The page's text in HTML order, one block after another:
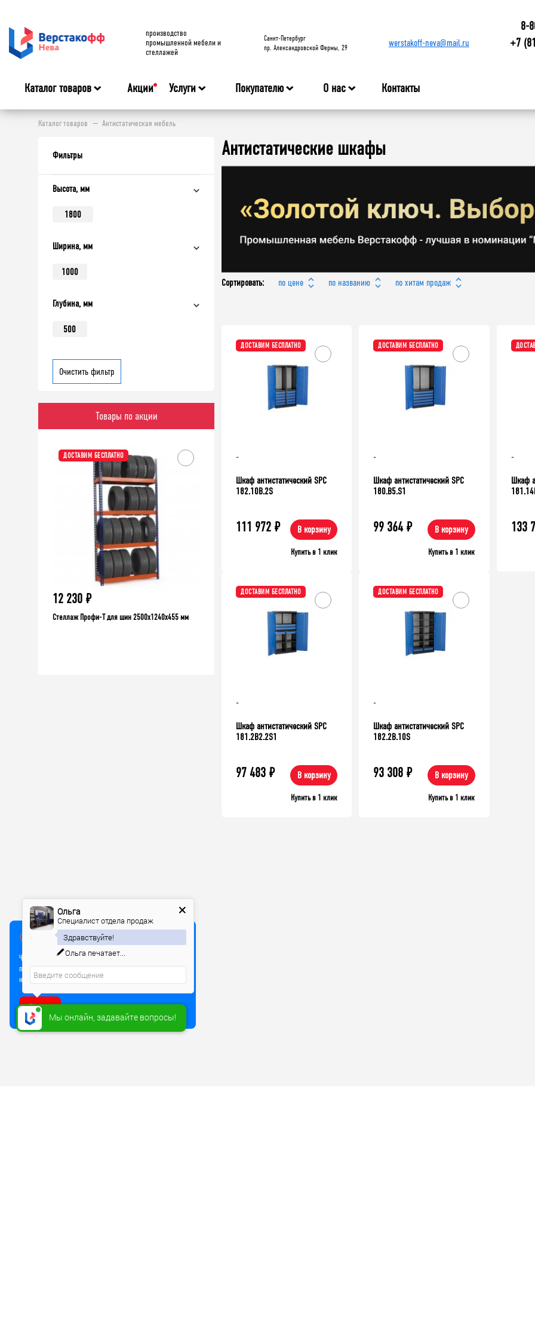
производство
промышленной мебели и
стеллажей
Cанкт-Петербург
пр. Александровской Фермы, 29
werstakoff-neva@mail.ru
8-
+7
Каталог товаров Акции Услуги Покупателю О нас Контакты
Каталог товаров Антистатическая мебель
Фильтры
Высота, мм
1800
Ширина, мм
1000
Глубина, мм
500
Очистить фильтр
Товары по акции
ДОСТАВИМ БЕСПЛАТНО
12 230 ₽
Стеллаж Профи-Т для шин 2500x1240x455 мм
9 406 ₽
Стеллаж металлический ТСУ Универсал,
2000x1060x300 мм. Полки: метал. 4 шт.
39 335 ₽
Верстак TNC 121.17.1-1
Антистатические шкафы
Сортировать: по цене по названию по хитам продаж
ДОСТАВИМ БЕСПЛАТНО
-
Шкаф антистатический SPC
182.10B.2S
111 972 ₽ В корзину
Купить в 1 клик
ДОСТАВИМ БЕСПЛАТНО
-
Шкаф антистатический SPC
180.B5.S1
99 364 ₽ В корзину
Купить в 1 клик
-
Шкаф
133
ДОСТАВИМ БЕСПЛАТНО
-
Шкаф антистатический SPC
181.2B2.2S1
97 483 ₽ В корзину
Купить в 1 клик
ДОСТАВИМ БЕСПЛАТНО
-
Шкаф антистатический SPC
182.2B.10S
93 308 ₽ В корзину
Купить в 1 клик
Мы используем куки
Чтобы улучшить работу сайта, мы используем Cookie и
прочие технологии. Используя сайт, вы соглашаетесь
на обработку файлов Cookie
Хорошо
Мы онлайн, задавайте вопросы!
Ольга
Специалист отдела продаж
Здравствуйте!
Ольга печатает...